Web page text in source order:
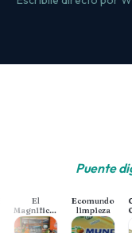
Puente
Magnifico.Ensaladas
Oivia
Ecomundo
limpieza